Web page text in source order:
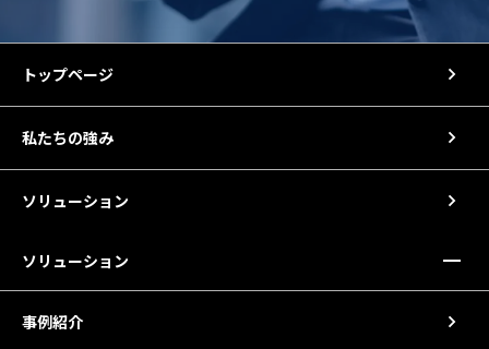
トップページ
私たちの強み
ソリューション
ソリューション
事例紹介